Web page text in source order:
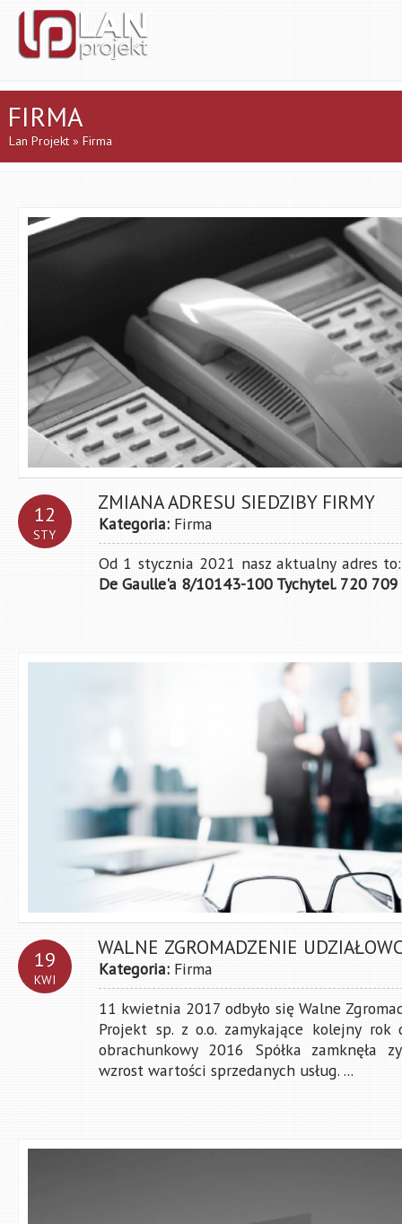
FIRMA
Lan Projekt » Firma
12
STY
ZMIANA ADRESU SIEDZIBY FIRMY
Kategoria: Firma
Od 1 stycznia 2021 nasz aktualny adres to:
De Gaulle'a 8/10143-100 Tychytel. 720
19
KWI
WALNE ZGROMADZENIE
Kategoria: Firma
11 kwietnia 2017 odbyło się Walne
Projekt sp. z o.o. zamykające kolejny rok
obrachunkowy 2016 Spółka zamknęła
wzrost wartości sprzedanych usług. ...